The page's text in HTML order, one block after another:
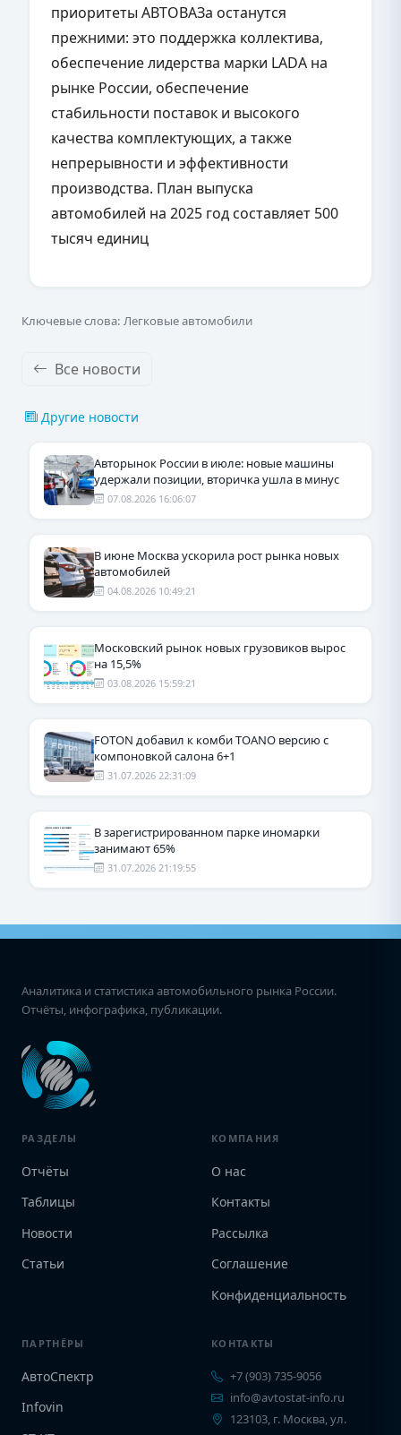
приоритеты АВТОВАЗа останутся
прежними: это поддержка коллектива,
обеспечение лидерства марки LADA на
рынке России, обеспечение
стабильности поставок и высокого
качества комплектующих, а также
непрерывности и эффективности
производства. План выпуска
автомобилей на 2025 год составляет 500
тысяч единиц
Ключевые слова: Легковые автомобили
Все новости
Другие новости
Авторынок России в июле: новые машины
удержали позиции, вторичка ушла в минус
07.08.2026 16:06:07
В июне Москва ускорила рост рынка новых
автомобилей
04.08.2026 10:49:21
Московский рынок новых грузовиков вырос
на 15,5%
03.08.2026 15:59:21
FOTON добавил к комби TOANO версию с
компоновкой салона 6+1
31.07.2026 22:31:09
В зарегистрированном парке иномарки
занимают 65%
31.07.2026 21:19:55
Аналитика и статистика автомобильного рынка России.
Отчёты, инфографика, публикации.
РАЗДЕЛЫ
Отчёты
Таблицы
Новости
Статьи
КОМПАНИЯ
О нас
Контакты
Рассылка
Соглашение
Конфиденциальность
ПАРТНЁРЫ
АвтоСпектр
Infovin
КОНТАКТЫ
+7 (903) 735-9056
info@avtostat-info.ru
123103, г. Москва, ул.